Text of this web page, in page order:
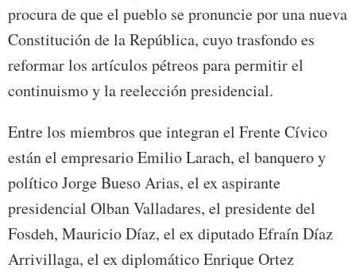
procura de que el pueblo se pronuncie por una nueva
Constitución de la República, cuyo trasfondo es
reformar los artículos pétreos para permitir el
continuismo y la reelección presidencial.
Entre los miembros que integran el Frente Cívico
están el empresario Emilio Larach, el banquero y
político Jorge Bueso Arias, el ex aspirante
presidencial Olban Valladares, el presidente del
Fosdeh, Mauricio Díaz, el ex diputado Efraín Díaz
Arrivillaga, el ex diplomático Enrique Ortez